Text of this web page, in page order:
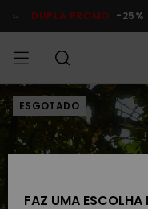
do
DUPLA PROMO -
HOMEM
MENINO
MULHER
ESGOTADO
FAZ UMA ESCOLHA